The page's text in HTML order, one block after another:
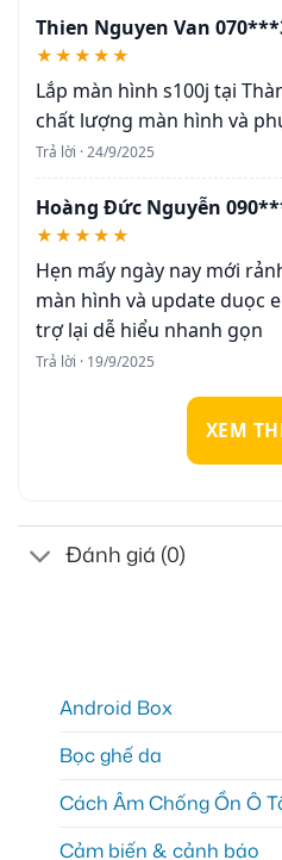
Thien Nguyen Van
★★★★★
Lắp màn hình s100j tại
chất lượng màn hình và
Trả lời · 24/9/2025
Hoàng Đức Nguyễn
★★★★★
Hẹn mấy ngày nay mới
màn hình và update duọc
trợ lại dễ hiểu nhanh gọn
Trả lời · 19/9/2025
XEM
Đánh giá (0)
Android Box
Bọc ghế da
Cách Âm Chống Ồn Ô
Cảm biến & cảnh báo